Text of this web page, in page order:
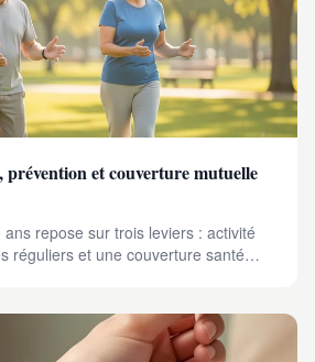
et couverture mutuelle
repose sur trois leviers : activité
réguliers et une couverture santé